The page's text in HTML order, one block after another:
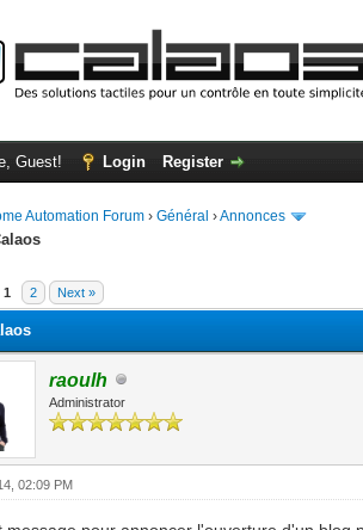
Guest! Login Register
Automation Forum ›Général ›Annonces
1 2 Next »
- 0 Average
raoulh
Administrator
02:09 PM